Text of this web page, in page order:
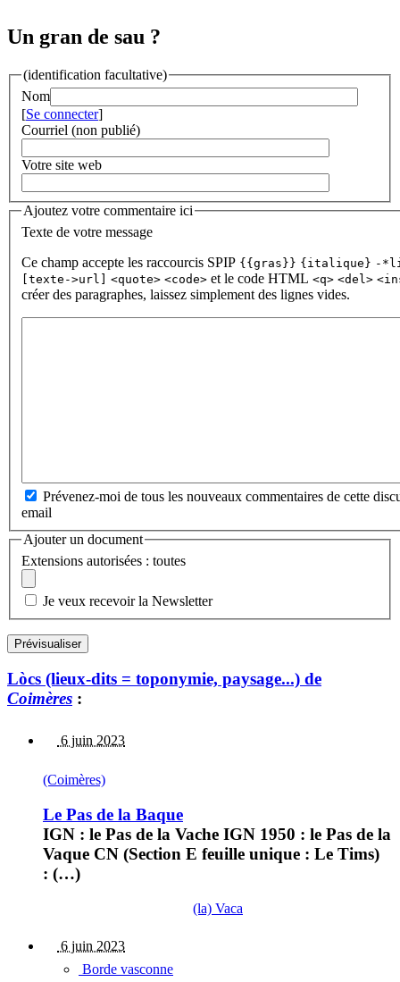
Un gran de sau ?
(identification facultative)
Nom
[Se connecter]
Courriel (non publié)
Votre site web
Ajoutez votre commentaire ici
Texte de votre message
Ce champ accepte les raccourcis SPIP {{gras}} {italique} -
[texte->url]
<quote> <code> et le code HTML <q> <del>
créer des paragraphes, laissez simplement des lignes vides.
Prévenez-moi de tous les nouveaux commentaires de cette
email
Ajouter un document
Extensions autorisées : toutes
Je veux recevoir la Newsletter
Lòcs (lieux-dits = toponymie, paysage...) de
Coimères :
6 juin 2023
(Coimères)
Le Pas de la Baque
IGN : le Pas de la Vache IGN 1950 : le Pas de la
Vaque CN (Section E feuille unique : Le Tims)
: (…)
(la) Vaca
6 juin 2023
Borde vasconne